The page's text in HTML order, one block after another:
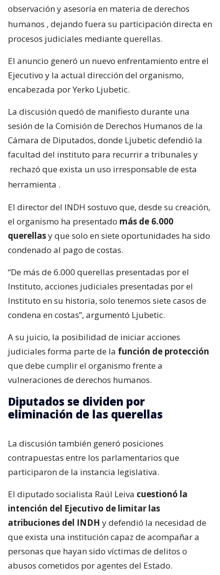
observación y asesoría en materia de derechos
humanos , dejando fuera su participación directa en
procesos judiciales mediante querellas.
El anuncio generó un nuevo enfrentamiento entre el
Ejecutivo y la actual dirección del organismo,
encabezada por Yerko Ljubetic.
La discusión quedó de manifiesto durante una
sesión de la Comisión de Derechos Humanos de la
Cámara de Diputados, donde Ljubetic defendió la
facultad del instituto para recurrir a tribunales y
rechazó que exista un uso irresponsable de esta
herramienta .
El director del INDH sostuvo que, desde su creación,
el organismo ha presentado más de 6.000
querellasy que solo en siete oportunidades ha sido
condenado al pago de costas.
“De más de 6.000 querellas presentadas por el
Instituto, acciones judiciales presentadas por el
Instituto en su historia, solo tenemos siete casos de
condena en costas”, argumentó Ljubetic.
A su juicio, la posibilidad de iniciar acciones
judiciales forma parte de la función de protección
que debe cumplir el organismo frente a
vulneraciones de derechos humanos.
Diputados se dividen por
eliminación de las querellas
La discusión también generó posiciones
contrapuestas entre los parlamentarios que
participaron de la instancia legislativa.
El diputado socialista Raúl Leiva cuestionó la
intención del Ejecutivo de limitar las
atribuciones del INDH y defendió la necesidad de
que exista una institución capaz de acompañar a
personas que hayan sido víctimas de delitos o
abusos cometidos por agentes del Estado.